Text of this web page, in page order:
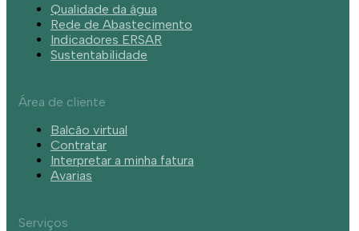
Qualidade da água
Rede de Abastecimento
Indicadores ERSAR
Sustentabilidade
Área de cliente
Balcão virtual
Contratar
Interpretar a minha fatura
Avarias
Serviços